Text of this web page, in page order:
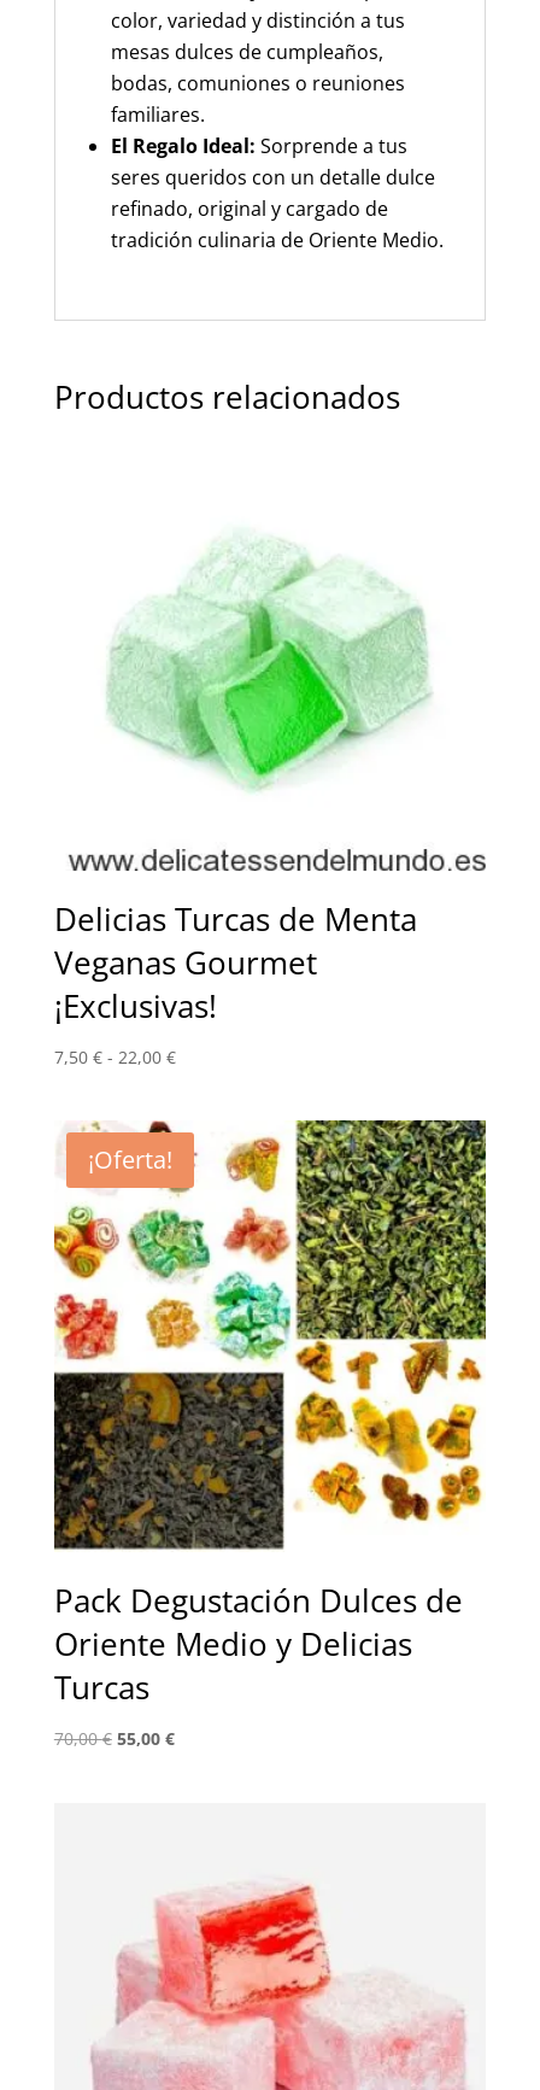
color, variedad y distinción a tus
mesas dulces de cumpleaños,
bodas, comuniones o reuniones
familiares.
El Regalo Ideal: Sorprende a tus
seres queridos con un detalle dulce
refinado, original y cargado de
tradición culinaria de Oriente Medio.
Productos relacionados
Delicias Turcas de Menta
Veganas Gourmet
¡Exclusivas!
7,50 € - 22,00 €Rango
desde
7,50 €
hasta
22,00 €
¡Oferta!
Pack Degustación Dulces de
Oriente Medio y Delicias
Turcas
70,00€ El
55,00 €El